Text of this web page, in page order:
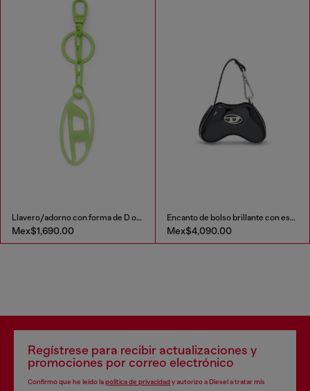
Llavero/adorno con forma de D ovalada en metal y resina
Mex$1,690.00
Encanto de bolso brillante con espejo
Mex$4,090.00
Regístrese para recibir actualizaciones y
promociones por correo electrónico
Confirmo que he leído lapolítica de privacidady autorizo a Diesel a tratar mis